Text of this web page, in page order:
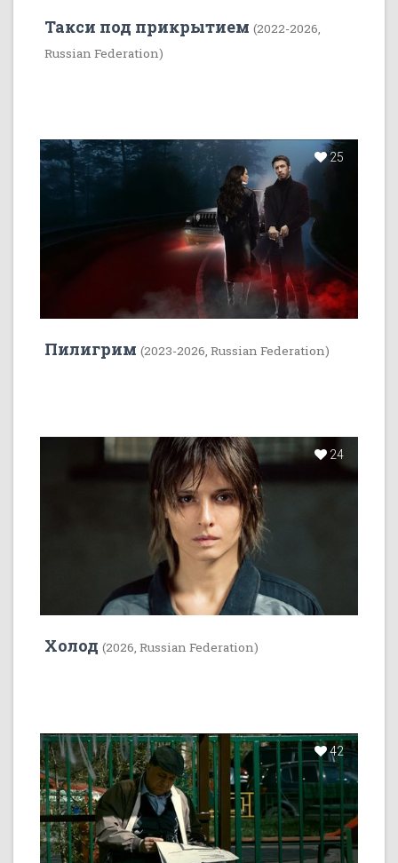
Такси под прикрытием (2022-2026,
Russian Federation)
25
Пилигрим (2023-2026, Russian Federation)
24
Холод (2026, Russian Federation)
42